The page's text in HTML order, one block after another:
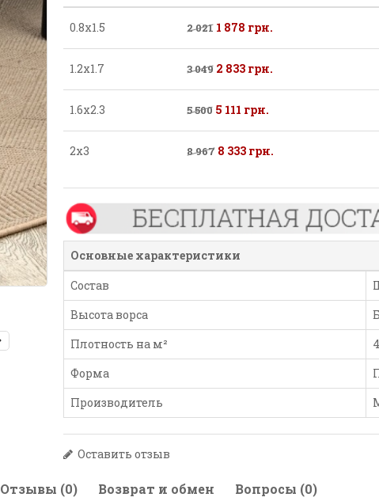
0.8х1.5 2 021 1 878 грн.
1.2х1.7 3 049 2 833 грн.
1.6х2.3 5 500 5 111 грн.
2х3 8 967 8 333 грн.
Основные характеристики
Состав
Высота ворса
Плотность на м²
Форма
Производитель
Оставить отзыв
Отзывы (0) Возврат и обмен Вопросы (0)